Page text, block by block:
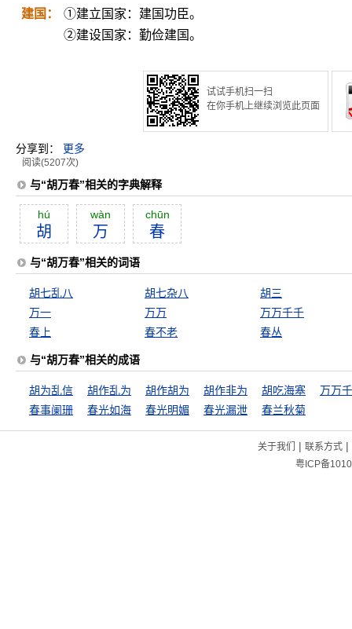
建国：
①建立国家：建国功臣。
②建设国家：勤俭建国。
试试手机扫一扫
在你手机上继续浏览此页面
分享到： 更多
阅读(5207次)
与“胡万春”相关的字典解释
hú
胡
wàn
万
chūn
春
与“胡万春”相关的词语
胡七乱八 胡七杂八
胡三
万一
万万
万万千千
春上
春不老 春丛
与“胡万春”相关的成语
胡为乱信 胡作乱为 胡作胡为 胡作非为 胡吃海塞
万万
春事阑珊
春光如海 春光明媚 春光漏泄 春兰秋菊
关于我们 | 联系方式|
粤ICP备